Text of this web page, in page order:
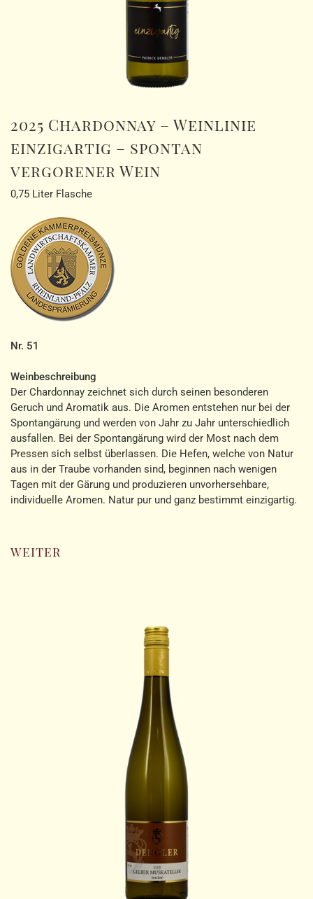
2025 Chardonnay – Weinlinie
einzigartig – spontan
vergorener Wein
0,75 Liter Flasche
Nr. 51
Weinbeschreibung
Der Chardonnay zeichnet sich durch seinen besonderen
Geruch und Aromatik aus. Die Aromen entstehen nur bei der
Spontangärung und werden von Jahr zu Jahr unterschiedlich
ausfallen. Bei der Spontangärung wird der Most nach dem
Pressen sich selbst überlassen. Die Hefen, welche von Natur
aus in der Traube vorhanden sind, beginnen nach wenigen
Tagen mit der Gärung und produzieren unvorhersehbare,
individuelle Aromen. Natur pur und ganz bestimmt einzigartig.
weiter